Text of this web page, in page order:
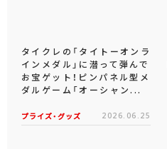
タイクレの「タイトーオンラ
インメダル」に潜って弾んで
お宝ゲット！ピンパネル型メ
ダルゲーム「オーシャン...
プライズ・グッズ 2026.06.25